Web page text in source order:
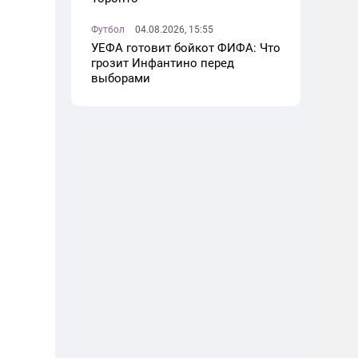
Футбол 04.08.2026, 15:55
УЕФА готовит бойкот ФИФА: Что
грозит Инфантино перед
выборами